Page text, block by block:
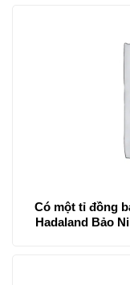
Có một tỉ đồng
Hadaland Bảo